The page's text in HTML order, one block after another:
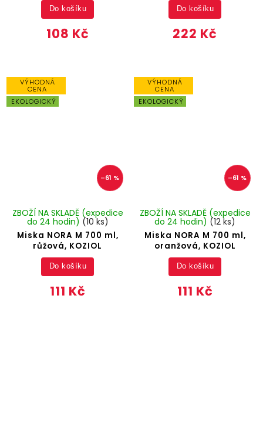
108 Kč
Do košíku
222 Kč
Do košíku
VÝHODNÁ
CENA
EKOLOGICKÝ
–61 %
Miska NORA M 700 ml,
růžová, KOZIOL
ZBOŽÍ NA SKLADĚ (expedice
do 24 hodin) (10 ks)
111 Kč
Do košíku
VÝHODNÁ
CENA
EKOLOGICKÝ
–61 %
Miska NORA M 700 ml,
oranžová, KOZIOL
ZBOŽÍ NA SKLADĚ (expedice
do 24 hodin) (12 ks)
111 Kč
Do košíku